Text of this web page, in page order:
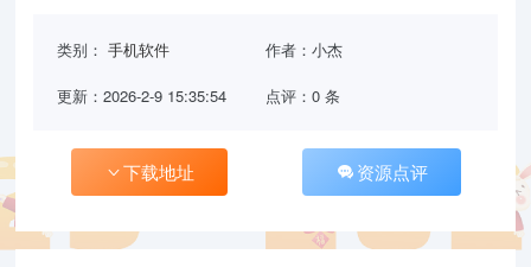
类别：手机软件 作者：小杰
更新：2026-2-9 15:35:54 点评：0 条
下载地址 资源点评